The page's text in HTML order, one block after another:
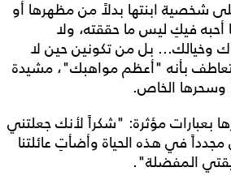
شخصية ابنتها بدلاً من مظهرها أو
أحبه فيكِ ليس ما حققته، ولا
وخيالك... بل من تكونين حين لا
بأنه "أعظم مواهبك"، مشيدة
وسحرها الخاص.
بعبارات مؤثرة: "شكراً لأنك جعلتني
في هذه الحياة وأضأتِ عائلتنا
المفضلة".